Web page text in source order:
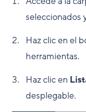
seleccionados
Haz clic en el
herramientas.
Haz clic en
desplegable.